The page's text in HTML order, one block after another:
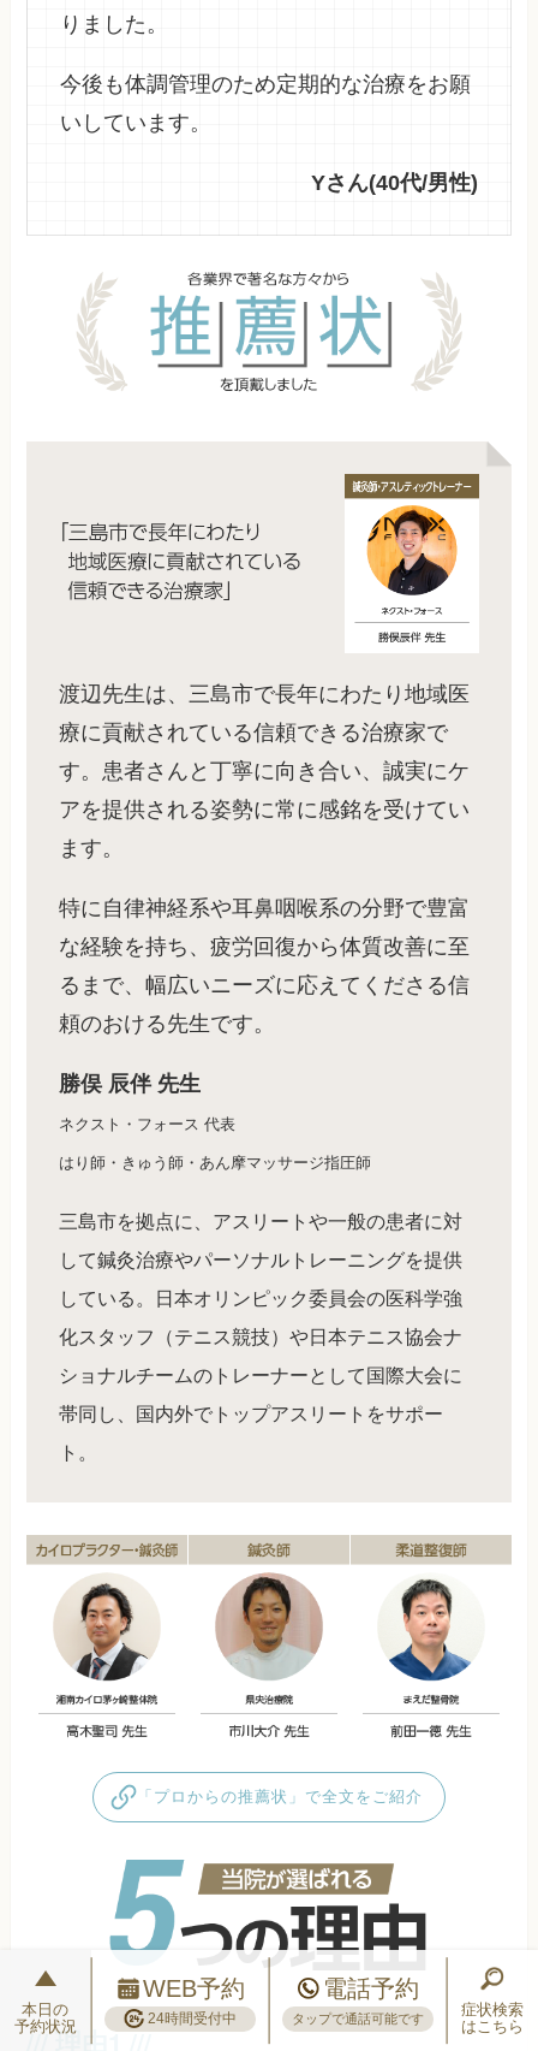
りました。
今後も体調管理のため定期的な治療をお願
いしています。
Yさん(40代/男性)
渡辺先生は、三島市で長年にわたり地域医
療に貢献されている信頼できる治療家で
す。患者さんと丁寧に向き合い、誠実にケ
アを提供される姿勢に常に感銘を受けてい
ます。
特に自律神経系や耳鼻咽喉系の分野で豊富
な経験を持ち、疲労回復から体質改善に至
るまで、幅広いニーズに応えてくださる信
頼のおける先生です。
勝俣 辰伴 先生
ネクスト・フォース 代表
はり師・きゅう師・あん摩マッサージ指圧師
三島市を拠点に、アスリートや一般の患者に対
して鍼灸治療やパーソナルトレーニングを提供
している。日本オリンピック委員会の医科学強
化スタッフ（テニス競技）や日本テニス協会ナ
ショナルチームのトレーナーとして国際大会に
帯同し、国内外でトップアスリートをサポー
ト。
「プロからの推薦状」で全文をご紹介
本日の
予約状況
WEB予約
24時間受付中
電話予約
タップで通話可能です
症状検索
はこちら